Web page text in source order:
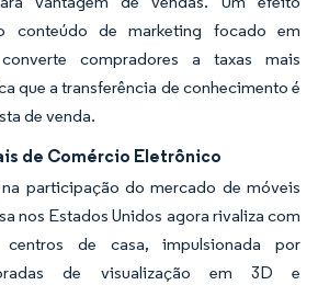
conteúdo de marketing focado em
compradores a taxas mais
que a transferência de conhecimento é
de venda.
de Comércio Eletrônico
participação do mercado de móveis
nos Estados Unidos agora rivaliza com
de casa, impulsionada por
de visualização em 3D e